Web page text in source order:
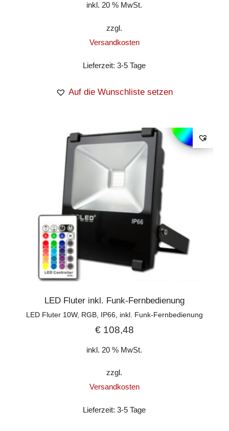
inkl. 20 % MwSt.
zzgl.
Versandkosten
Lieferzeit:3-5 Tage
Auf die Wunschliste setzen
LED Fluter inkl. Funk-Fernbedienung
LED Fluter 10W, RGB, IP66, inkl. Funk-Fernbedienung
€108,48
inkl. 20 % MwSt.
zzgl.
Versandkosten
Lieferzeit:3-5 Tage